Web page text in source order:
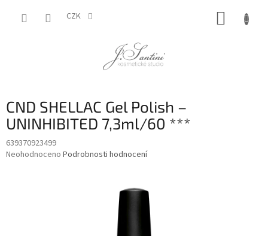
CZK
CND SHELLAC Gel Polish –
UNINHIBITED 7,3ml/60 ***
639370923499
Průměrné
Neohodnoceno Podrobnosti hodnocení